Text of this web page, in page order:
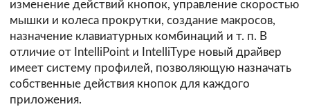
изменение действий кнопок, управление скоростью
мышки и колеса прокрутки, создание макросов,
назначение клавиатурных комбинаций и т. п. В
отличие от IntelliPoint и IntelliType новый драйвер
имеет систему профилей, позволяющую назначать
собственные действия кнопок для каждого
приложения.